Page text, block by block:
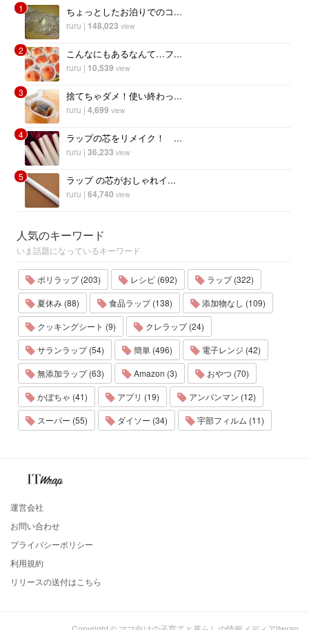
1
ちょっとしたお泊りでのコ...
ruru | 148,023 view
2 こんなにもあるなんて…フ...
ruru | 10,539 view
3 捨てちゃダメ！使い終わっ...
ruru | 4,699 view
4 ラップの芯をリメイク！ ...
ruru | 36,233 view
5 ラップ の芯がおしゃれイ...
ruru | 64,740 view
人気のキーワード
いま話題になっているキーワード
ポリラップ (203) レシピ (692)
ラップ (322)
夏休み (88)
食品ラップ (138)
添加物なし (109)
クッキングシート (9)
クレラップ (24)
サランラップ (54)
簡単 (496)
電子レンジ (42)
無添加ラップ (63)
Amazon (3)
おやつ (70)
かぼちゃ (41)
アプリ (19)
アンパンマン (12)
スーパー (55)
ダイソー (34) 宇部フィルム (11)
運営会社
お問い合わせ
プライバシーポリシー
利用規約
リリースの送付はこちら